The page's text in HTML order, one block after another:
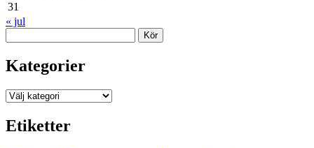
31
« jul
Kategorier
Kategorier
Etiketter